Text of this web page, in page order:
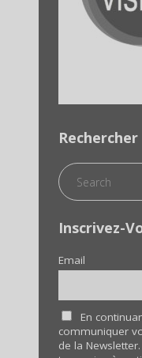
Rechercher
Inscrivez-
Email
En
communiquer
de la